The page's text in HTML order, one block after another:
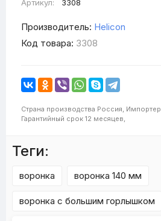
Артикул: 3308
Производитель: Helicon
Код товара: 3308
Страна производства Россия, Импортер
Гарантийный срок 12 месяцев,
Теги:
воронка воронка 140 мм
воронка с большим горлышком